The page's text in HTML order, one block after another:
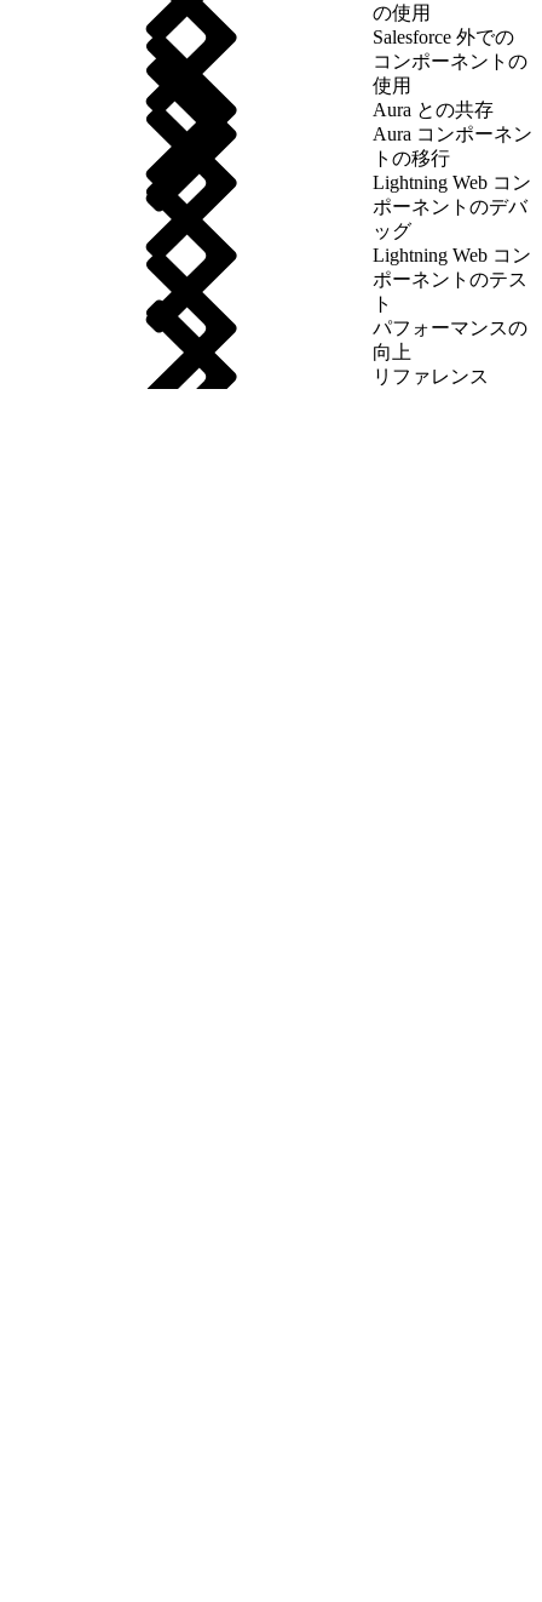
の使用
Salesforce 外での
コンポーネントの
使用
Aura との共存
Aura コンポーネン
トの移行
Lightning Web コン
ポーネントのデバ
ッグ
Lightning Web コン
ポーネントのテス
ト
パフォーマンスの
向上
リファレンス